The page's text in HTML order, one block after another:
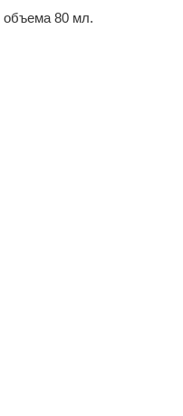
объема 80 мл.